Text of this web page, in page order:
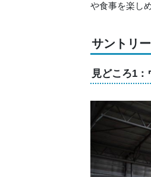
や食事を楽しめ
サントリ
見どころ1